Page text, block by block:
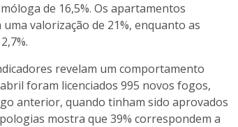
de 16,5%. Os apartamentos
valorização de 21%, enquanto as
revelam um comportamento
foram licenciados 995 novos fogos,
anterior, quando tinham sido aprovados
mostra que 39% correspondem a